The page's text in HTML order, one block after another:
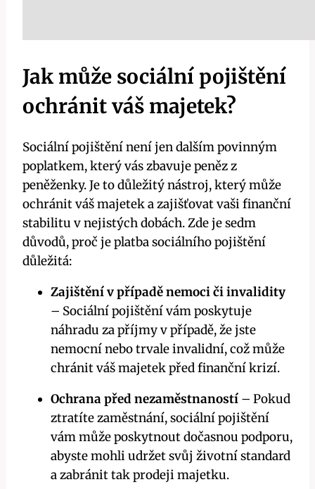
Jak může sociální pojištění
ochránit váš majetek?
Sociální pojištění není jen dalším povinným
poplatkem, který vás zbavuje peněz z
peněženky. Je to důležitý nástroj, který může
ochránit váš majetek a zajišťovat vaši finanční
stabilitu v nejistých dobách. Zde je sedm
důvodů, proč je platba sociálního pojištění
důležitá:
Zajištění v případě nemoci či invalidity
– Sociální pojištění vám poskytuje
náhradu za příjmy v případě, že jste
nemocní nebo trvale invalidní, což může
chránit váš majetek před finanční krizí.
Ochrana před nezaměstnaností – Pokud
ztratíte zaměstnání, sociální pojištění
vám může poskytnout dočasnou podporu,
abyste mohli udržet svůj životní standard
a zabránit tak prodeji majetku.